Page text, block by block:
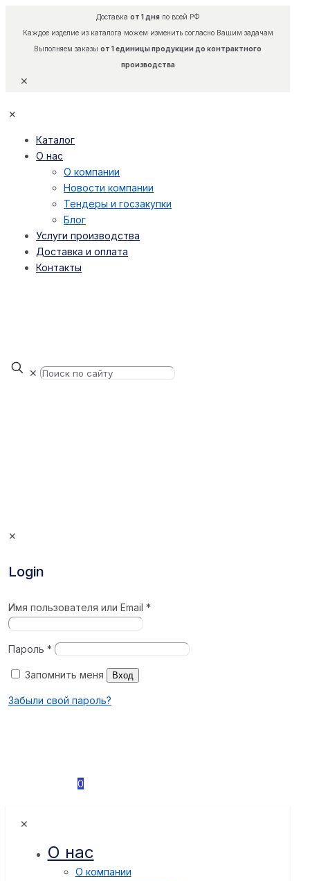
Доставка от 1 дняпо всей РФ
Каждое изделие из каталога можем изменить согласно Вашим задачам
Выполняем заказы от 1 единицы продукции до контрактного
производства
✕
✕
Каталог
О нас
О компании
Новости компании
Тендеры и госзакупки
Блог
Услуги производства
Доставка и оплата
Контакты
✕
✕
Login
Имя пользователя или Email*
Пароль*
Запомнить меня Вход
Забыли свой пароль?
0
✕
О нас
О компании